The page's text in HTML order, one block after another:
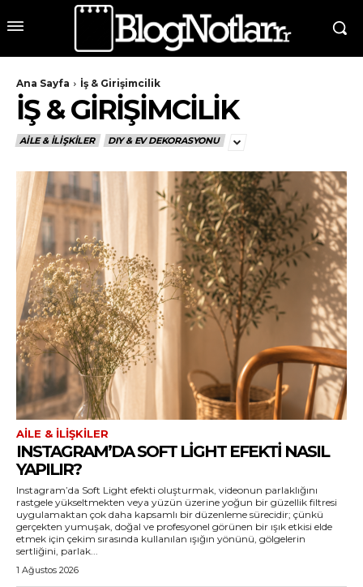
Ana Sayfa İş & Girişimcilik
İŞ & GIRIŞIMCILIK
AILE & İLIŞKILER DIY & EV DEKORASYONU
AILE & İLIŞKILER
INSTAGRAM’DA SOFT LIGHT EFEKTI NASIL
YAPILIR?
Instagram’da Soft Light efekti oluşturmak, videonun parlaklığını
rastgele yükseltmekten veya yüzün üzerine yoğun bir güzellik filtresi
uygulamaktan çok daha kapsamlı bir düzenleme sürecidir; çünkü
gerçekten yumuşak, doğal ve profesyonel görünen bir ışık etkisi elde
etmek için çekim sırasında kullanılan ışığın yönünü, gölgelerin
sertliğini, parlak...
1 Ağustos 2026